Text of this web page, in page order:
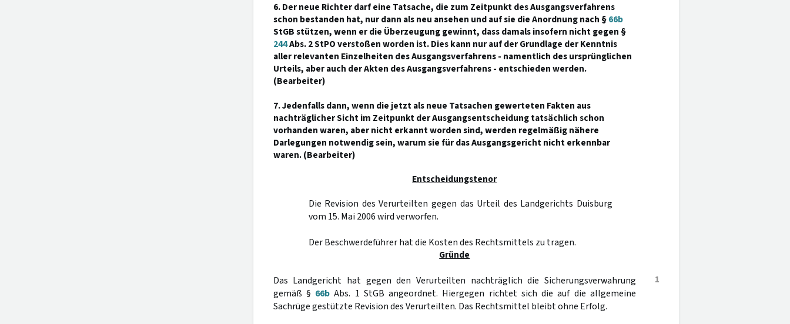
6. Der neue Richter darf eine Tatsache, die zum Zeitpunkt des Ausgangsverfahrens
schon bestanden hat, nur dann als neu ansehen und auf sie die Anordnung nach §66b
StGB stützen, wenn er die Überzeugung gewinnt, dass damals insofern nicht gegen §
244Abs. 2 StPO verstoßen worden ist. Dies kann nur auf der Grundlage der Kenntnis
aller relevanten Einzelheiten des Ausgangsverfahrens - namentlich des ursprünglichen
Urteils, aber auch der Akten des Ausgangsverfahrens - entschieden werden.
(Bearbeiter)
7. Jedenfalls dann, wenn die jetzt als neue Tatsachen gewerteten Fakten aus
nachträglicher Sicht im Zeitpunkt der Ausgangsentscheidung tatsächlich schon
vorhanden waren, aber nicht erkannt worden sind, werden regelmäßig nähere
Darlegungen notwendig sein, warum sie für das Ausgangsgericht nicht erkennbar
waren. (Bearbeiter)
Entscheidungstenor
Die Revision des Verurteilten gegen das Urteil des Landgerichts Duisburg
vom 15. Mai 2006 wird verworfen.
Der Beschwerdeführer hat die Kosten des Rechtsmittels zu tragen.
Gründe
1
Das Landgericht hat gegen den Verurteilten nachträglich die Sicherungsverwahrung
gemäß § 66b Abs. 1 StGB angeordnet. Hiergegen richtet sich die auf die allgemeine
Sachrüge gestützte Revision des Verurteilten. Das Rechtsmittel bleibt ohne Erfolg.